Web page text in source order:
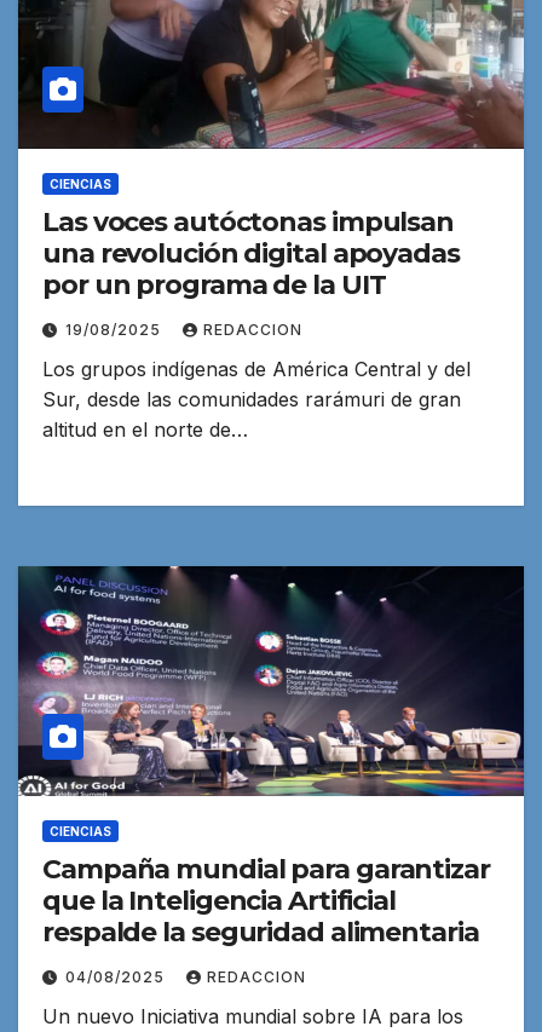
CIENCIAS
Las voces autóctonas impulsan
una revolución digital apoyadas
por un programa de la UIT
19/08/2025 REDACCION
Los grupos indígenas de América Central y del
Sur, desde las comunidades rarámuri de gran
altitud en el norte de…
CIENCIAS
Campaña mundial para garantizar
que la Inteligencia Artificial
respalde la seguridad alimentaria
04/08/2025 REDACCION
Un nuevo Iniciativa mundial sobre IA para los